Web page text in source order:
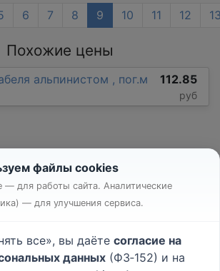
6 7 8 9 10 11 12
Похожие цены
альпинистом , пог.м 112.85
руб
Реклама
соглашение
конфиденциальности
файлы cookies
для работы сайта. Аналитические
— для улучшения сервиса.
все», вы даёте согласие на
данных (ФЗ‑152) и на